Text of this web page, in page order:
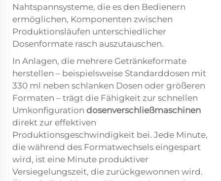
Nahtspannsysteme, die es den Bedienern
ermöglichen, Komponenten zwischen
Produktionsläufen unterschiedlicher
Dosenformate rasch auszutauschen.
In Anlagen, die mehrere Getränkeformate
herstellen – beispielsweise Standarddosen mit
330 ml neben schlanken Dosen oder größeren
Formaten – trägt die Fähigkeit zur schnellen
Umkonfiguration dosenverschließmaschinen
direkt zur effektiven
Produktionsgeschwindigkeit bei. Jede Minute,
die während des Formatwechsels eingespart
wird, ist eine Minute produktiver
Versiegelungszeit, die zurückgewonnen wird.